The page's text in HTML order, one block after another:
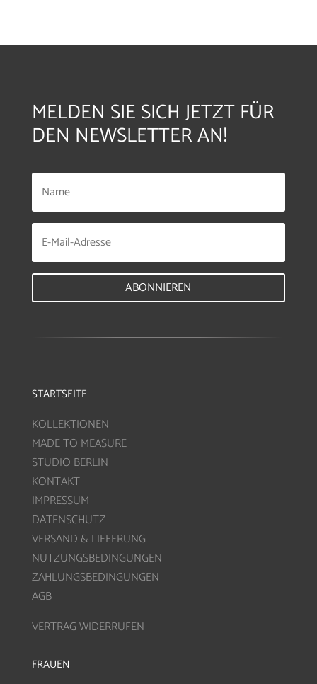
MELDEN SIE SICH JETZT FÜR
DEN NEWSLETTER AN!
ABONNIEREN
STARTSEITE
KOLLEKTIONEN
MADE TO MEASURE
STUDIO BERLIN
KONTAKT
IMPRESSUM
DATENSCHUTZ
VERSAND & LIEFERUNG
NUTZUNGSBEDINGUNGEN
ZAHLUNGSBEDINGUNGEN
AGB
VERTRAG WIDERRUFEN
FRAUEN